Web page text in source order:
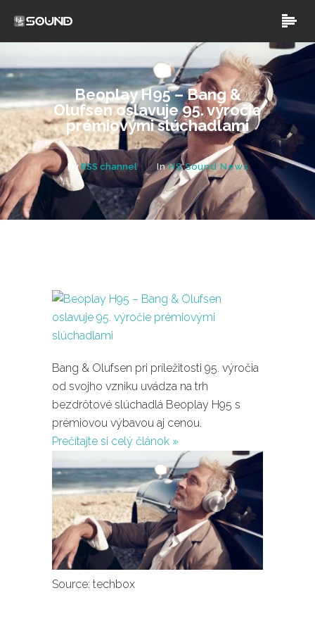
Beoplay H95 – Bang &
Olufsen oslavuje 95. výročie
prémiovými slúchadlami
ByRSS channel InHS Sound News
Bang & Olufsen pri príležitosti 95. výročia
od svojho vzniku uvádza na trh
bezdrôtové slúchadlá Beoplay H95 s
prémiovou výbavou aj cenou.
Prečítajte si celý článok »
Source: techbox